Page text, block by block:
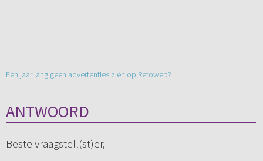
Een jaar lang geen advertenties zien op Refoweb?
ANTWOORD
Beste vraagstell(st)er,